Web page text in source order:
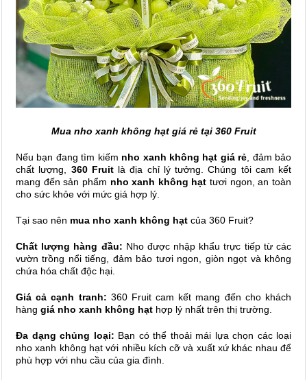
Mua nho xanh không hạt giá rẻ tại 360 Fruit
Nếu bạn đang tìm kiếm nho xanh không hạt giá rẻ, đảm bảo
chất lượng, 360 Fruitlà địa chỉ lý tưởng. Chúng tôi cam kết
mang đến sản phẩm nho xanh không hạt tươi ngon, an toàn
cho sức khỏe với mức giá hợp lý.
Tại sao nên mua nho xanh không hạt của 360 Fruit?
Chất lượng hàng đầu: Nho được nhập khẩu trực tiếp từ các
vườn trồng nổi tiếng, đảm bảo tươi ngon, giòn ngọt và không
chứa hóa chất độc hại.
Giá cả cạnh tranh: 360 Fruit cam kết mang đến cho khách
hàng giá nho xanh không hạt hợp lý nhất trên thị trường.
Đa dạng chủng loại: Bạn có thể thoải mái lựa chọn các loại
nho xanh không hạt với nhiều kích cỡ và xuất xứ khác nhau để
phù hợp với nhu cầu của gia đình.